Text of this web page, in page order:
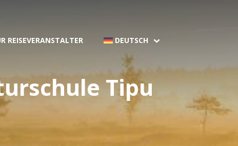
REISEVERANSTALTER DEUTSCH
Tipu